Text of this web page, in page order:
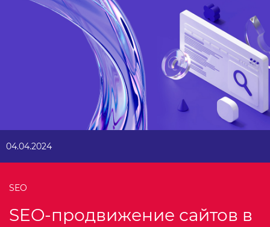
04.04.2024
SEO
SEO-продвижение сайтов в